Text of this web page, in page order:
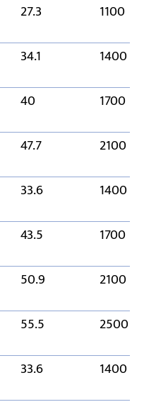
27.3 1100
34.1 1400
40 1700
47.7 2100
33.6 1400
43.5 1700
50.9 2100
55.5 2500
33.6 1400